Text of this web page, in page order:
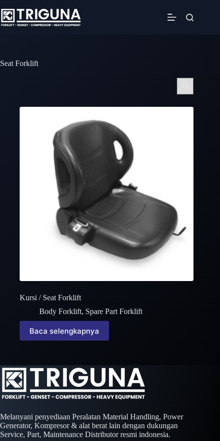
to
content
Seat Forklift
Kursi / Seat Forklift
Body Forklift, Spare Part Forklift
Baca selengkapnya
Melanyani penyediaan Peralatan Material Handling, Power
Generator, Kompresor & alat berat lain dengan dukungan
Service, Part, Maintenance Distributor resmi indonesia.